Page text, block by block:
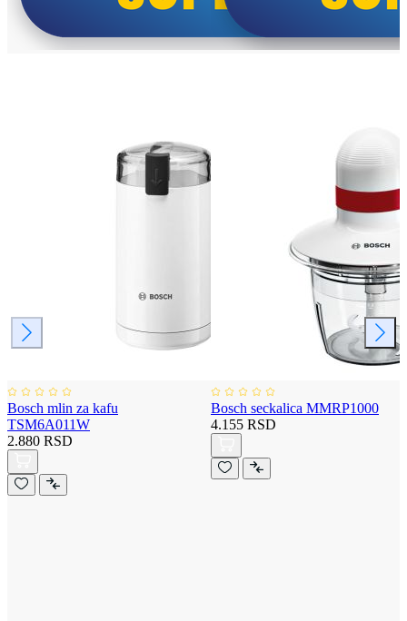
Bosch mlin za kafu
TSM6A011W
2.880 RSD
Bosch seckalica MMRP1000
4.155 RSD